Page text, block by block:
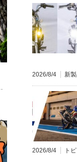
2026/8/4 新
2026/8/4 ト